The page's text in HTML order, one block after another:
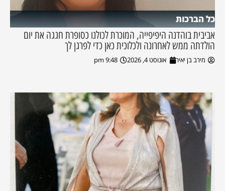
כל הברכות
אביבית בוהדנה היפיפייה, המוכרת לכולנו כסופרת חגגה את יום
הולדתה ממש לאחרונה ולכלוכית כאן כדי לפרגן לך
מירב בן יאיר אוגוסט 4, 2026 9:48 pm